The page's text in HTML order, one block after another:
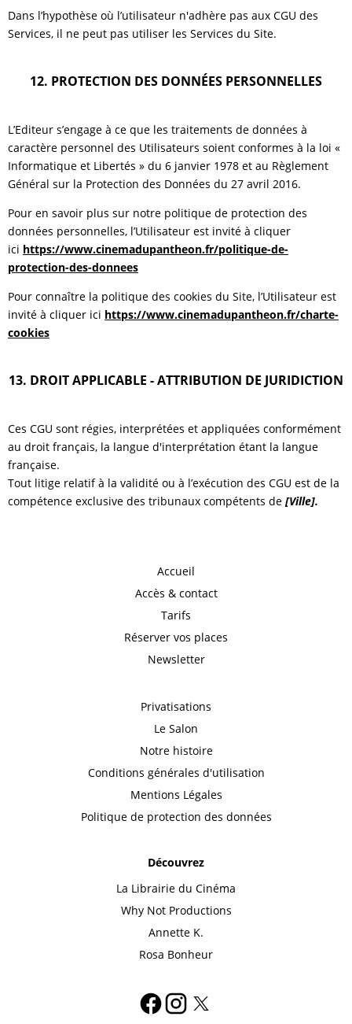
Dans l’hypothèse où l’utilisateur n'adhère pas aux CGU des
Services, il ne peut pas utiliser les Services du Site.
12. PROTECTION DES DONNÉES PERSONNELLES
L’Editeur s’engage à ce que les traitements de données à
caractère personnel des Utilisateurs soient conformes à la loi «
Informatique et Libertés » du 6 janvier 1978 et au Règlement
Général sur la Protection des Données du 27 avril 2016.
Pour en savoir plus sur notre politique de protection des
données personnelles, l’Utilisateur est invité à cliquer
ici https://www.cinemadupantheon.fr/politique-de-
protection-des-donnees
Pour connaître la politique des cookies du Site, l’Utilisateur est
invité à cliquer ici https://www.cinemadupantheon.fr/charte-
cookies
13. DROIT APPLICABLE - ATTRIBUTION DE JURIDICTION
Ces CGU sont régies, interprétées et appliquées conformément
au droit français, la langue d'interprétation étant la langue
française.
Tout litige relatif à la validité ou à l’exécution des CGU est de la
compétence exclusive des tribunaux compétents de [Ville].
Accueil
Accès & contact
Tarifs
Réserver vos places
Newsletter
Privatisations
Le Salon
Notre histoire
Conditions générales d'utilisation
Mentions Légales
Politique de protection des données
Découvrez
La Librairie du Cinéma
Why Not Productions
Annette K.
Rosa Bonheur